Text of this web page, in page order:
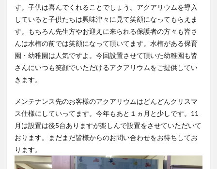
す。子供は喜んでくれることでしょう。アクアリウムを導入
していると子供たちは興味津々に見て笑顔になってもらえま
す。もちろん先生方やお迎えに来られる保護者の方々も皆さ
んは水槽の前では笑顔になって頂いてます。水槽がある保育
園・幼稚園は人気ですよ。今回設置させて頂いた幼稚園も皆
さんにいつも笑顔でいただけるアクアリウムをご提供してい
きます。
メンテナンス先のお客様のアクアリウムはどんどんクリスマ
ス仕様にしていってます。今年もあと１ヵ月と少しです。11
月は設置は後5台ありますが楽しんで設置をさせていただいて
おります。まだまだ皆様からのお問い合わせをお待ちしてお
ります。